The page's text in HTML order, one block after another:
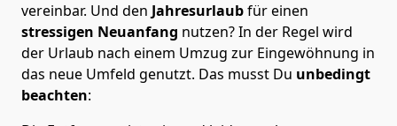
vereinbar. Und den Jahresurlaubfür einen
stressigen Neuanfang nutzen? In der Regel wird
der Urlaub nach einem Umzug zur Eingewöhnung in
das neue Umfeld genutzt. Das musst Du unbedingt
beachten: